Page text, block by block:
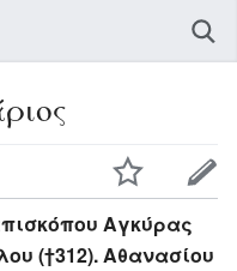
Αγκύρας
(†312). Αθανασίου